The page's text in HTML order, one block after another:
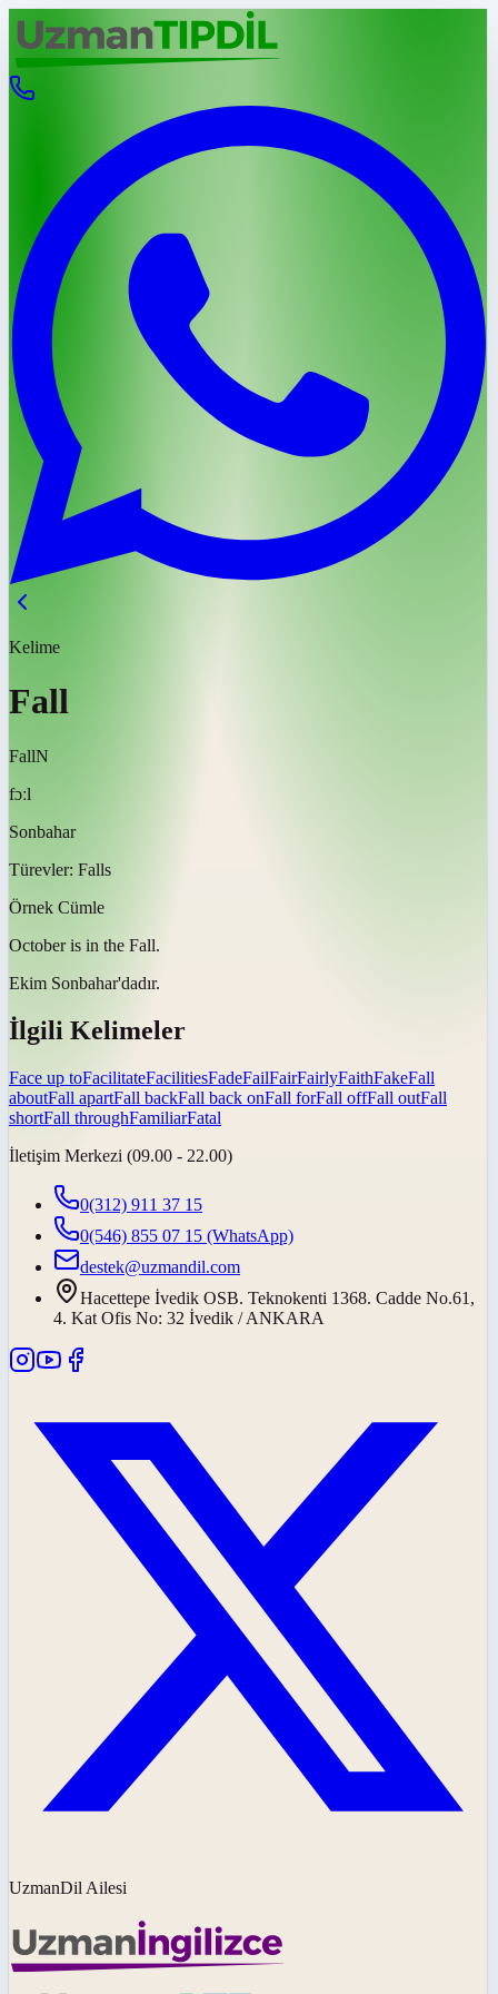
Kelime
Fall
FallN
fɔːl
Sonbahar
Türevler: Falls
Örnek Cümle
October is in the Fall.
Ekim Sonbahar'dadır.
İlgili Kelimeler
Face up toFacilitateFacilitiesFadeFailFairFairlyFaithFakeFall
aboutFall apartFall backFall back onFall forFall offFall outFall
shortFall throughFamiliarFatal
İletişim Merkezi (09.00 - 22.00)
0(312) 911 37 15
0(546) 855 07 15 (WhatsApp)
destek@uzmandil.com
Hacettepe İvedik OSB. Teknokenti 1368. Cadde No.61,
4. Kat Ofis No: 32 İvedik / ANKARA
UzmanDil Ailesi